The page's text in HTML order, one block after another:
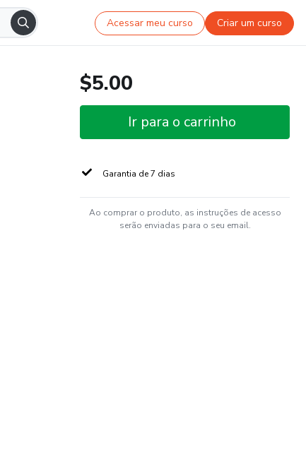
Acessar meu curso Criar um curso
$5.00
Ir para o carrinho
Garantia de 7 dias
Ao comprar o produto, as instruções de acesso
serão enviadas para o seu email.